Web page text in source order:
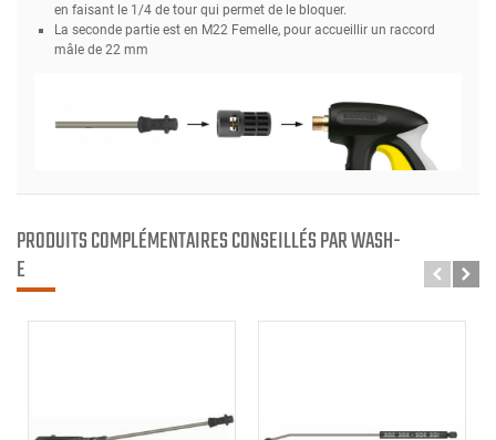
en faisant le 1/4 de tour qui permet de le bloquer.
La seconde partie est en M22 Femelle, pour accueillir un raccord
mâle de 22 mm
PRODUITS COMPLÉMENTAIRES CONSEILLÉS PAR WASH-
E